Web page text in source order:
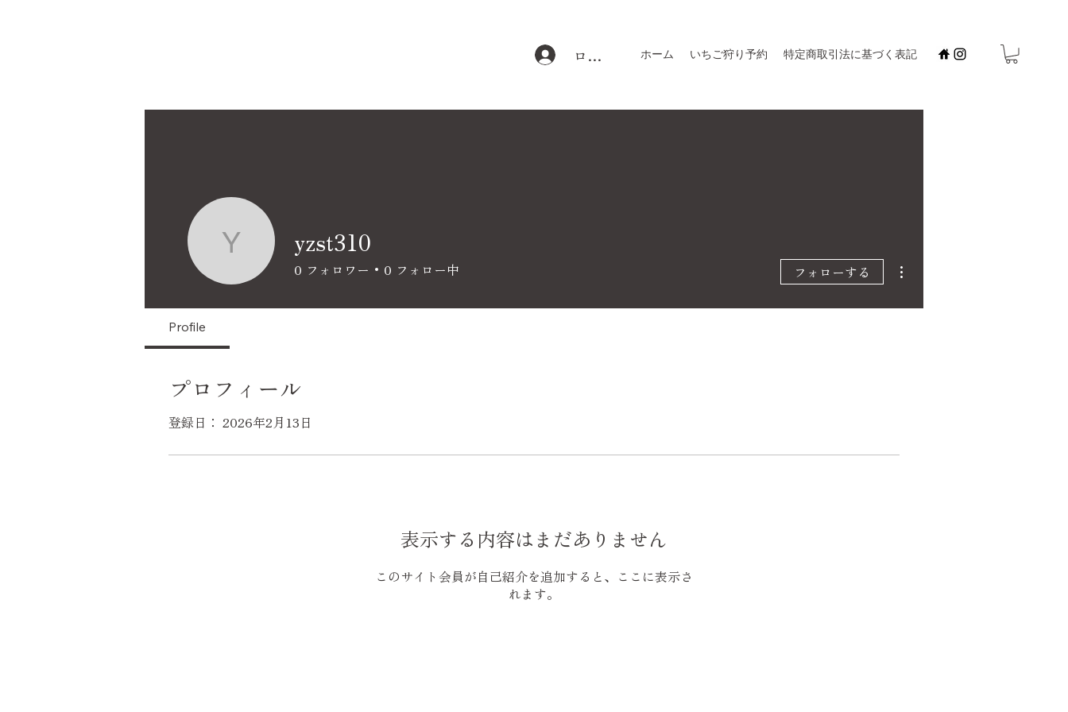
ホーム いちご狩り予約 特定商取引法に基づく表記
ログイン
yzst310yzst310
0 フォロワー 0 フォロー中 フォローする
Profile
プロフィール
登録日： 2026年2月13日
表示する内容はまだありません
このサイト会員が自己紹介を追加すると、ここに表示さ
れます。